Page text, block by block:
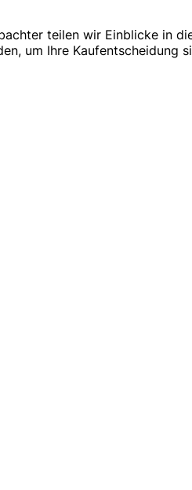
teilen wir Einblicke in
um Ihre Kaufentscheidung